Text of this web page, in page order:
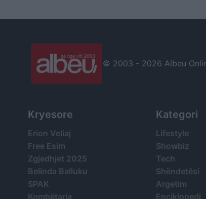
© 2003 - 2026 Albeu
Kryesore
Erion Veliaj
Free Esim
Zgjedhjet 2025
Belinda Balluku
SPAK
Kombëtarja
Kategori
Lifestyle
Showbiz
Tech
Shëndetësi
Argetim
Enciklopedi